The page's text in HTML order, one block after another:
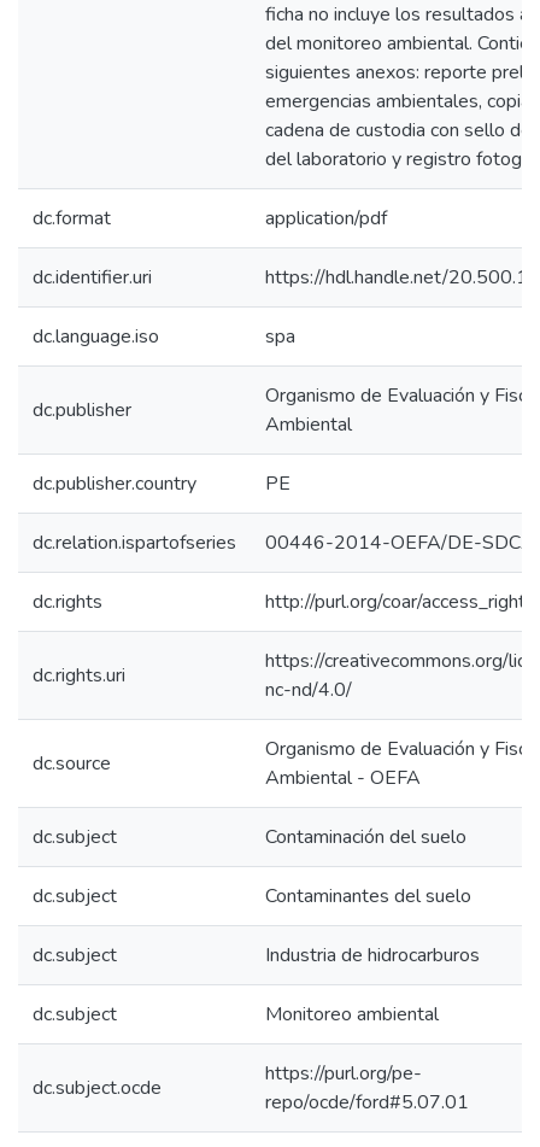
ficha no incluye los resultados
del monitoreo ambiental.
siguientes anexos: reporte
emergencias ambientales, copia
cadena de custodia con sello de
del laboratorio y registro
dc.format application/pdf
dc.identifier.uri https://hdl.handle.net/
dc.language.iso spa
dc.publisher
Organismo de Evaluación y
Ambiental
dc.publisher.country PE
dc.relation.ispartofseries 00446-2014-OEFA/DE-SDCA
dc.rights http://purl.org/coar/access_right/
dc.rights.uri
https://creativecommons.org/
nc-nd/4.0/
dc.source
Organismo de Evaluación y
Ambiental - OEFA
dc.subject Contaminación del suelo
dc.subject Contaminantes del suelo
dc.subject Industria de hidrocarburos
dc.subject Monitoreo ambiental
dc.subject.ocde
https://purl.org/pe-
repo/ocde/ford#5.07.01